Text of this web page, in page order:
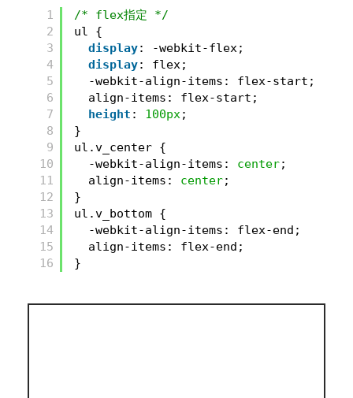
1
2
3
4
5
6
7
8
9
10
11
12
13
14
15
16
/* flex指定 */
ul {
display: -webkit-flex;
display: flex;
-webkit-align-items: flex-start;
align-items: flex-start;
height : 100px;
}
ul.v_center {
-webkit-align-items: center;
align-items: center;
}
ul.v_bottom {
-webkit-align-items: flex-end;
align-items: flex-end;
}